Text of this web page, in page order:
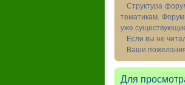
Структура
тематикам.
уже
Если вы не
Ваши
Для